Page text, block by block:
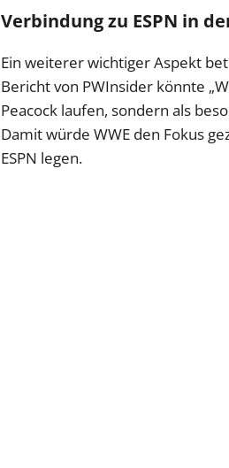
Verbindung zu ESPN in
Ein weiterer wichtiger Aspekt
Bericht von PWInsider könnte
Peacock laufen, sondern als
Damit würde WWE den Fokus
ESPN legen.